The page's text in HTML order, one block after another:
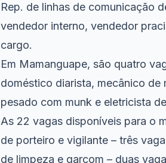
Rep. de linhas de comunicação
vendedor interno, vendedor
cargo.
Em Mamanguape, são quatro
doméstico diarista, mecânico de
pesado com munk e eletricista
As 22 vagas disponíveis para o
de porteiro e vigilante – três
de limpeza e garçom – duas